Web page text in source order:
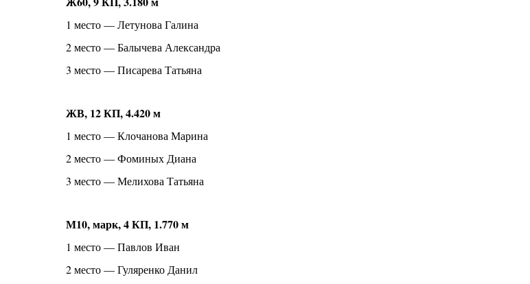
1 место — Летунова Галина
2 место — Балычева Александра
3 место — Писарева Татьяна
ЖВ, 12 КП, 4.420 м
1 место — Клочанова Марина
2 место — Фоминых Диана
3 место — Мелихова Татьяна
М10, марк, 4 КП, 1.770 м
1 место — Павлов Иван
2 место — Гуляренко Данил